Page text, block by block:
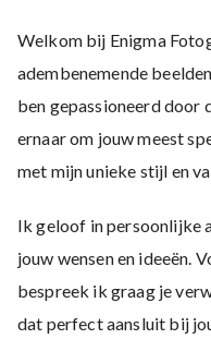
Welkom bij Enigma
adembenemende
ben gepassioneerd door
ernaar om jouw meest
met mijn unieke stijl en
Ik geloof in persoonlijke
jouw wensen en ideeën.
bespreek ik graag je
dat perfect aansluit bij